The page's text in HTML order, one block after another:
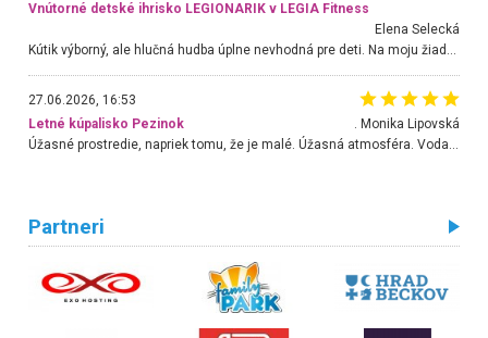
Vnútorné detské ihrisko LEGIONARIK v LEGIA Fitness
Elena Selecká
Kútik výborný, ale hlučná hudba úplne nevhodná pre deti. Na moju žiadosť o aspoň sušenie nereagovali.
27.06.2026, 16:53
Letné kúpalisko Pezinok
. Monika Lipovská
Úžasné prostredie, napriek tomu, že je malé. Úžasná atmosféra. Voda fantastická a nádherná. Ľudí je pomerne veľa, ale su mili a ohľaduplní. Je veľmi zaujímavé sledovať, ako dokážu spolu športovať cudzí ľudia a bez ohľadu na vek. Vládne tu pohoda. Vnuka neviem dostať z vody. Ďakujem za krásny deň . Urcite sa sem vrátim. Jediný problém je s parkovaním, ale aj ten sa mi podarilo vyriešiť. Monika Bratislava
Partneri